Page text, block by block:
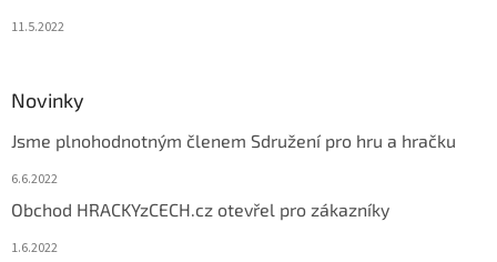
11.5.2022
Novinky
Jsme plnohodnotným členem Sdružení pro hru a hračku
6.6.2022
Obchod HRACKYzCECH.cz otevřel pro zákazníky
1.6.2022